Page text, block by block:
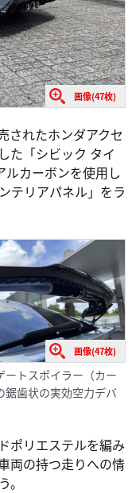
画像(47枚)
されたホンダアクセ
た「シビック タイ
ルカーボンを使用し
テリアパネル」をラ
画像(47枚)
ートスポイラー（カー
鋸歯状の実効空力デバ
ポリエステルを編み
両の持つ走りへの情